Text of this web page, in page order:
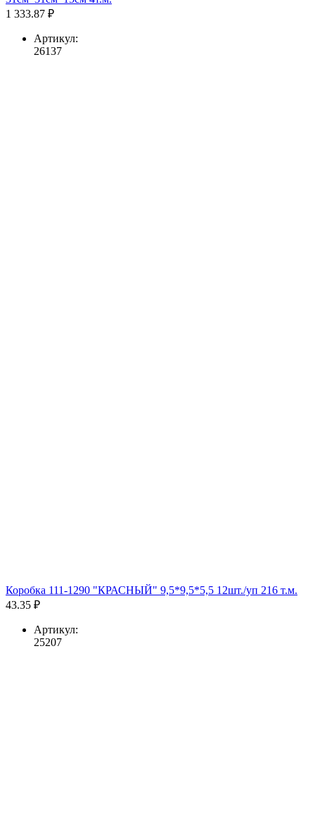
1 333.87 ₽
Артикул:
26137
Коробка 111-1290 "КРАСНЫЙ" 9,5*9,5*5,5 12шт./уп 216 т.м.
43.35 ₽
Артикул:
25207